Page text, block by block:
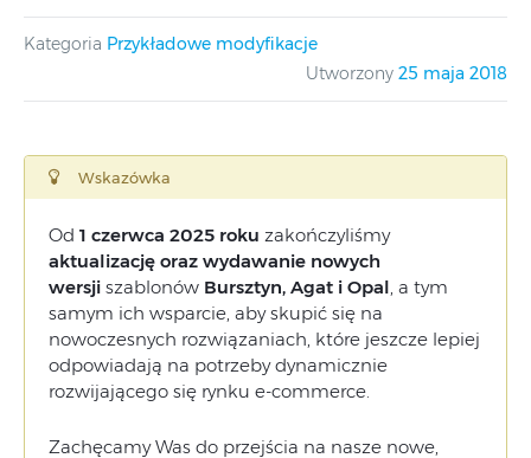
Kategoria Przykładowe modyfikacje
Utworzony 25 maja 2018
Wskazówka
Od 1 czerwca 2025 roku zakończyliśmy
aktualizację oraz wydawanie nowych
wersji szablonów Bursztyn, Agat i Opal, a tym
samym ich wsparcie, aby skupić się na
nowoczesnych rozwiązaniach, które jeszcze lepiej
odpowiadają na potrzeby dynamicznie
rozwijającego się rynku e-commerce.
Zachęcamy Was do przejścia na nasze nowe,